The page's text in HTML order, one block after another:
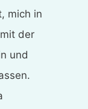
mich in
der
und